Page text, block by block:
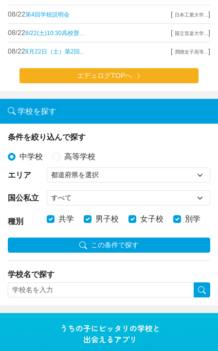
08/22第4回学校説明会 [ 日本工業大学... ]
08/228/22(土)10:30高校普... [ 国立音楽大学... ]
08/228月22日（土）第2回... [ 潤徳女子高等... ]
エデュログTOPへ
学校を探す
条件を絞り込んで探す
中学校 高等学校
エリア
国公私立
種別 共学 男子校 女子校 別学
この条件で探す
学校名で探す